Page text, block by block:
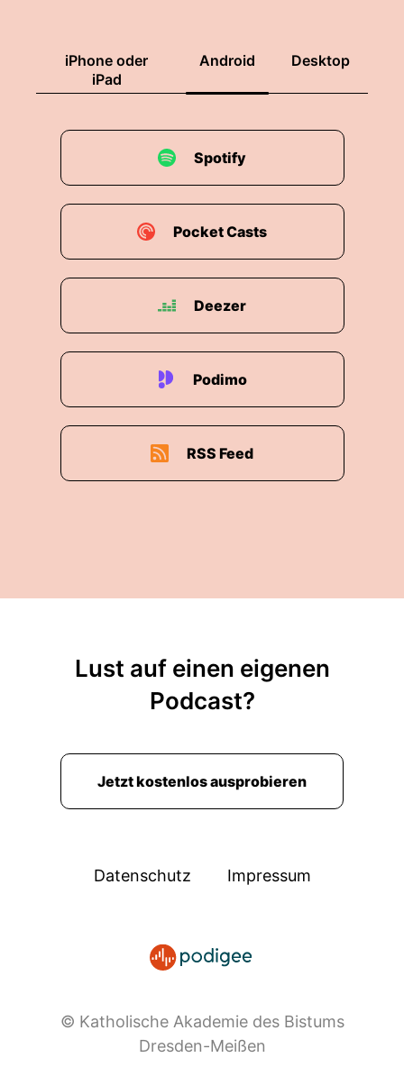
iPhone oder
iPad
Android Desktop
Spotify
Pocket Casts
Deezer
Podimo
RSS Feed
Lust auf einen eigenen
Podcast?
Jetzt kostenlos ausprobieren
Datenschutz Impressum
© Katholische Akademie des Bistums
Dresden-Meißen